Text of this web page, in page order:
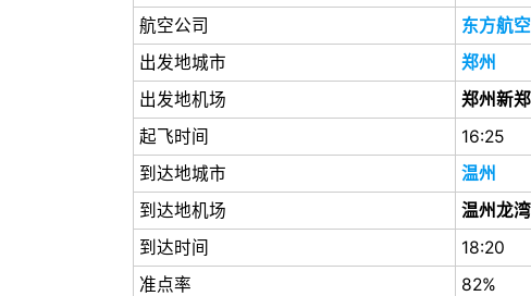
航空公司
东方航空
出发地城市
郑州
出发地机场
郑州新
起飞时间
16:25
到达地城市
温州
到达地机场
温州龙
到达时间
18:20
准点率
82%